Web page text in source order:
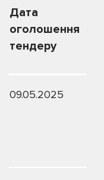
Дата
оголошення
тендеру
09.05.2025